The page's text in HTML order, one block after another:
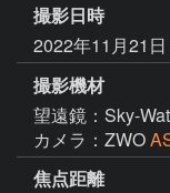
撮影日時
2022年11月21
撮影機材
望遠鏡：Sky-
カメラ：ZWO
焦点距離